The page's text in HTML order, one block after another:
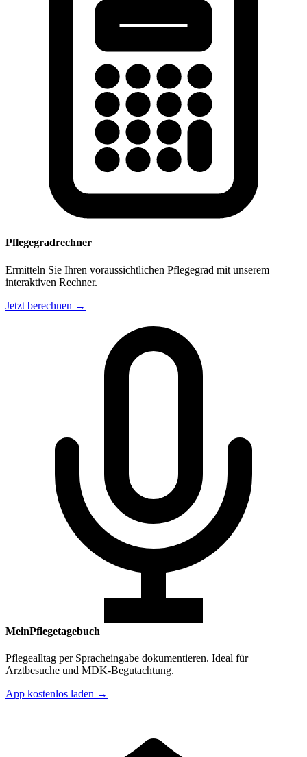
Pflegegradrechner
Ermitteln Sie Ihren voraussichtlichen Pflegegrad mit unserem
interaktiven Rechner.
Jetzt berechnen →
MeinPflegetagebuch
Pflegealltag per Spracheingabe dokumentieren. Ideal für
Arztbesuche und MDK-Begutachtung.
App kostenlos laden →